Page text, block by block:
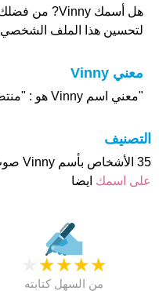
هل أسمك Vinny? من فضلك اجب على
لتحسين هذا الملف الشخصي
معني Vinny
"معني اسم Vinny هو : "منتصر
التصنيف
35 الأشخاص بأسم Vinny صوت على اسمائهم . من فضلك
على اسمك ايضا
★
★
★
★
من السهل كتابته